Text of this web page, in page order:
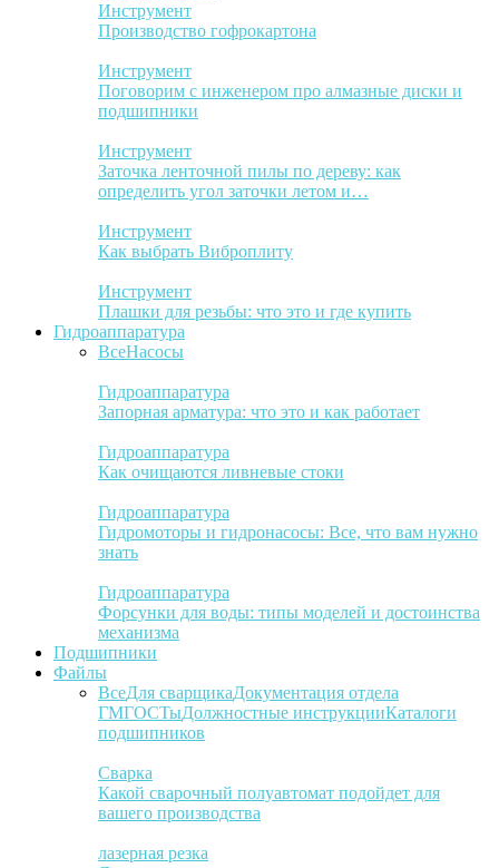
Инструмент
Производство гофрокартона
Инструмент
Поговорим с инженером про алмазные диски и
подшипники
Инструмент
Заточка ленточной пилы по дереву: как
определить угол заточки летом и…
Инструмент
Как выбрать Виброплиту
Инструмент
Плашки для резьбы: что это и где купить
Гидроаппаратура
ВсеНасосы
Гидроаппаратура
Запорная арматура: что это и как работает
Гидроаппаратура
Как очищаются ливневые стоки
Гидроаппаратура
Гидромоторы и гидронасосы: Все, что вам нужно
знать
Гидроаппаратура
Форсунки для воды: типы моделей и достоинства
механизма
Подшипники
Файлы
ВсеДля сварщикаДокументация отдела
ГМГОСТыДолжностные инструкцииКаталоги
подшипников
Сварка
Какой сварочный полуавтомат подойдет для
вашего производства
лазерная резка